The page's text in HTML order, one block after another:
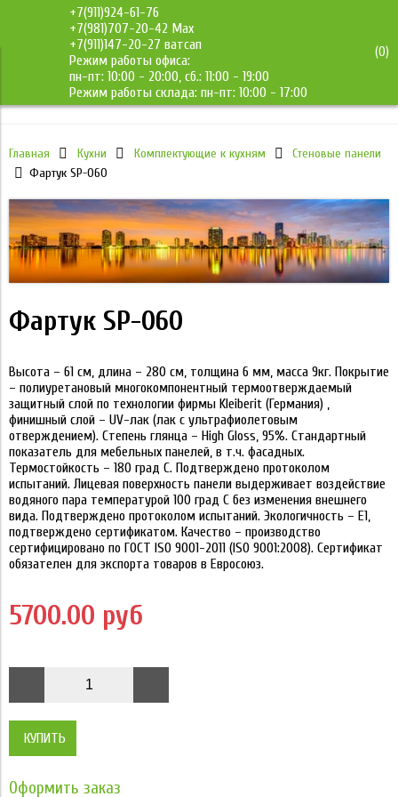
+7(911)924-61-76
+7(981)707-20-42 Max
+7(911)147-20-27 ватсап
Режим работы офиса:
пн-пт: 10:00 - 20:00, сб.: 11:00 - 19:00
Режим работы склада: пн-пт: 10:00 - 17:00
(0)
ДМС-Мебель
Главная Кухни Комплектующие к кухням
Стеновые панели
Фартук SP-060
Фартук SP-060
Высота – 61 см, длина – 280 см, толщина 6 мм, масса 9кг. Покрытие
– полиуретановый многокомпонентный термоотверждаемый
защитный слой по технологии фирмы Kleiberit (Германия) ,
финишный слой – UV-лак (лак с ультрафиолетовым
отверждением). Степень глянца – High Gloss, 95%. Стандартный
показатель для мебельных панелей, в т.ч. фасадных.
Термостойкость – 180 град С. Подтверждено протоколом
испытаний. Лицевая поверхность панели выдерживает воздействие
водяного пара температурой 100 град С без изменения внешнего
вида. Подтверждено протоколом испытаний. Экологичность – Е1,
подтверждено сертификатом. Качество – производство
сертифицировано по ГОСТ ISO 9001-2011 (ISO 9001:2008). Сертификат
обязателен для экспорта товаров в Евросоюз.
5700.00 руб
КУПИТЬ
Оформить заказ